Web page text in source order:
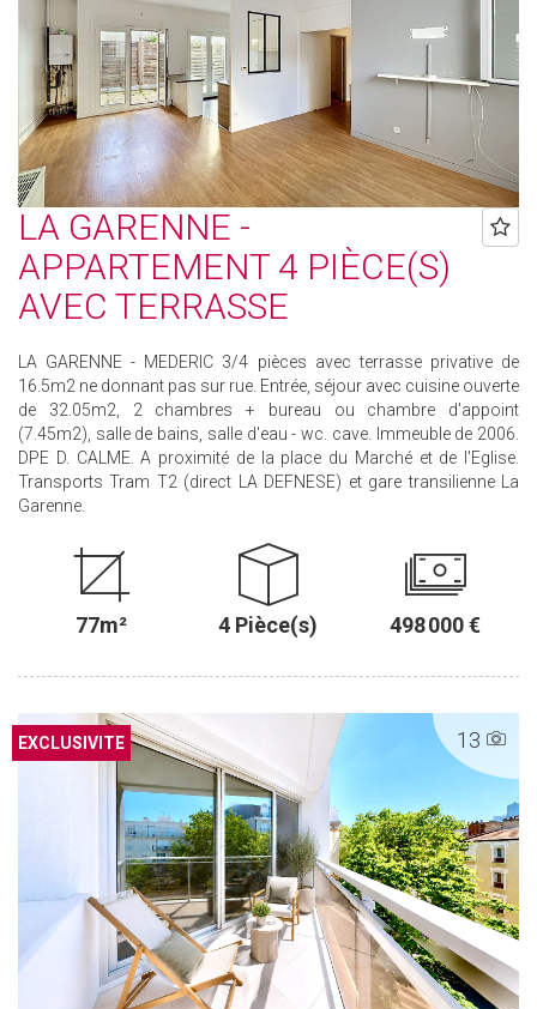
LA GARENNE -
APPARTEMENT 4 PIÈCE(S)
AVEC TERRASSE
LA GARENNE - MEDERIC 3/4 pièces avec terrasse privative de
16.5m2 ne donnant pas sur rue. Entrée, séjour avec cuisine ouverte
de 32.05m2, 2 chambres + bureau ou chambre d'appoint
(7.45m2), salle de bains, salle d'eau - wc. cave. Immeuble de 2006.
DPE D. CALME. A proximité de la place du Marché et de l'Eglise.
Transports Tram T2 (direct LA DEFNESE) et gare transilienne La
Garenne.
77m² 4 Pièce(s) 498 000 €
13
EXCLUSIVITE